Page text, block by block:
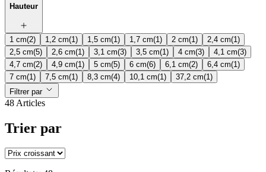
Hauteur
1 cm(2) 1,2 cm(1) 1,5 cm(1) 1,7 cm(1) 2 cm(1) 2,4 cm(1)
2,5 cm(5) 2,6 cm(1) 3,1 cm(3) 3,5 cm(1) 4 cm(3) 4,1 cm(3)
4,7 cm(2) 4,9 cm(1) 5 cm(5) 6 cm(6) 6,1 cm(2) 6,4 cm(1)
7 cm(1) 7,5 cm(1) 8,3 cm(4) 10,1 cm(1) 37,2 cm(1)
Filtrer par
48 Articles
Trier par